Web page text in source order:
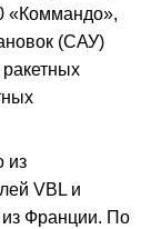
«Коммандо»,
(САУ)
из
VBL и
Франции. По